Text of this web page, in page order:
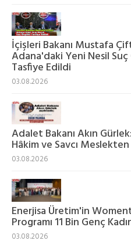
İçişleri Bakanı Mustafa
Adana'daki Yeni Nesil
Tasfiye Edildi
03.08.2026
Adalet Bakanı Akın
Hâkim ve Savcı
03.08.2026
Enerjisa Üretim'in
Programı 11 Bin Genç
03.08.2026